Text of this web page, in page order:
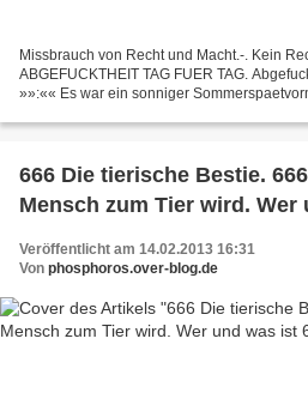
Missbrauch von Recht und Macht.-. Kein
ABGEFUCKTHEIT TAG FUER TAG.
»»:«« Es war ein sonniger
666 Die tierische Bestie.
Mensch zum Tier wird. Wer
Veröffentlicht am 14.02.2013 16:31
Von phosphoros.over-blog.de